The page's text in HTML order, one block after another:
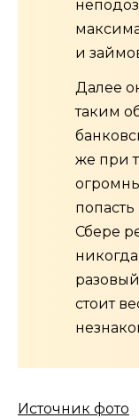
и
Далее
таким
же при
Сбере
стоит
Источник фото